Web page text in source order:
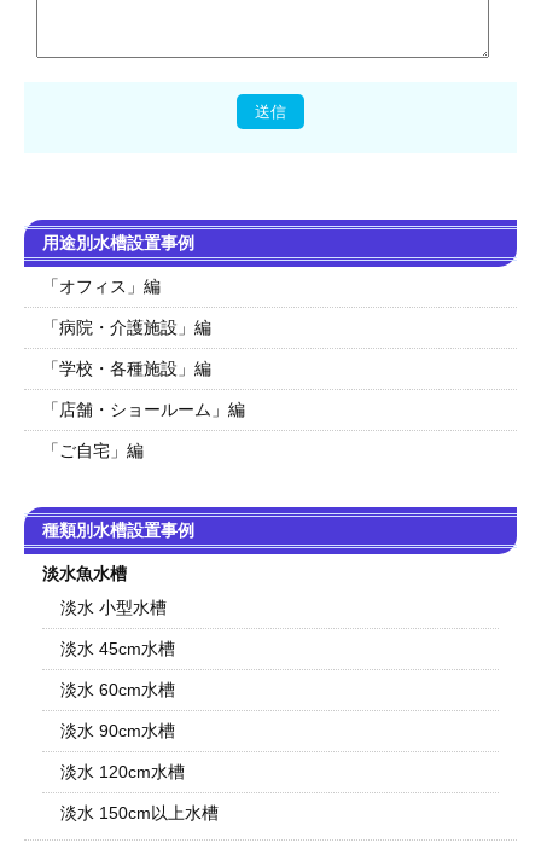
用途別水槽設置事例
「オフィス」編
「病院・介護施設」編
「学校・各種施設」編
「店舗・ショールーム」編
「ご自宅」編
種類別水槽設置事例
淡水魚水槽
淡水 小型水槽
淡水 45cm水槽
淡水 60cm水槽
淡水 90cm水槽
淡水 120cm水槽
淡水 150cm以上水槽